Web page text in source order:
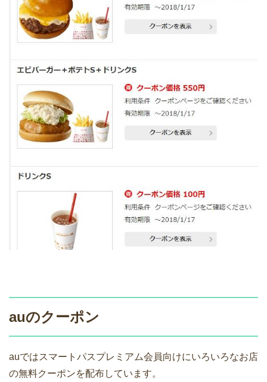
auのクーポン
auではスマートパスプレミアム会員向けにいろいろなお店
の無料クーポンを配布しています。